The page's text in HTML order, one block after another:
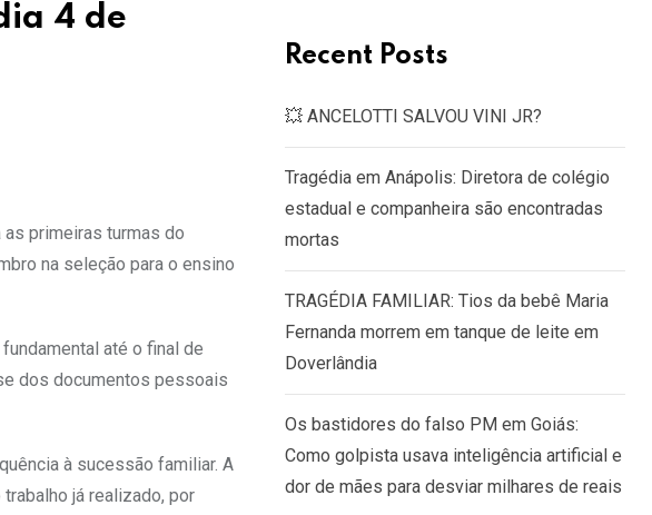
4 de
as primeiras turmas do
na seleção para o ensino
até o final de
dos documentos pessoais
à sucessão familiar. A
já realizado, por
Recent Posts
💥 ANCELOTTI SALVOU VINI JR?
Tragédia em Anápolis: Diretora de colégio
estadual e companheira são encontradas
mortas
TRAGÉDIA FAMILIAR: Tios da bebê Maria
Fernanda morrem em tanque de leite em
Doverlândia
Os bastidores do falso PM em Goiás:
Como golpista usava inteligência artificial e
dor de mães para desviar milhares de reais